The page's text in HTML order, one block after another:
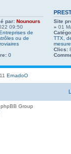
par: Nounours
09:50
de
ou de
0
Site
» 01
TTX,
Clics:
ErnadoO
Group